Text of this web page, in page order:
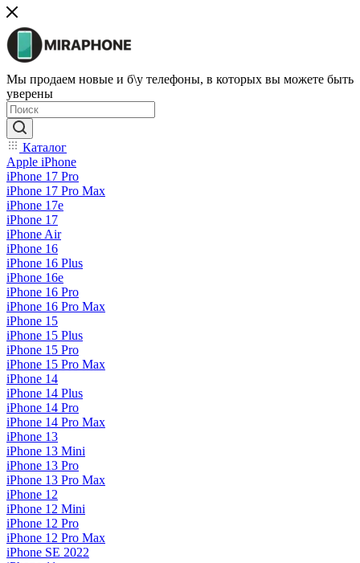
Мы продаем новые и б\у телефоны, в которых вы можете быть
уверены
Каталог
Apple iPhone
iPhone 17 Pro
iPhone 17 Pro Max
iPhone 17e
iPhone 17
iPhone Air
iPhone 16
iPhone 16 Plus
iPhone 16e
iPhone 16 Pro
iPhone 16 Pro Max
iPhone 15
iPhone 15 Plus
iPhone 15 Pro
iPhone 15 Pro Max
iPhone 14
iPhone 14 Plus
iPhone 14 Pro
iPhone 14 Pro Max
iPhone 13
iPhone 13 Mini
iPhone 13 Pro
iPhone 13 Pro Max
iPhone 12
iPhone 12 Mini
iPhone 12 Pro
iPhone 12 Pro Max
iPhone SE 2022